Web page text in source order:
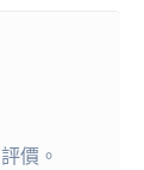
價。